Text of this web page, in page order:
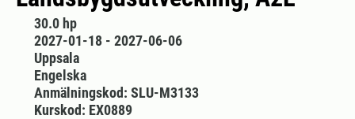
30.0 hp
2027-01-18 - 2027-06-06
Uppsala
Engelska
Anmälningskod: SLU-M3133
Kurskod: EX0889